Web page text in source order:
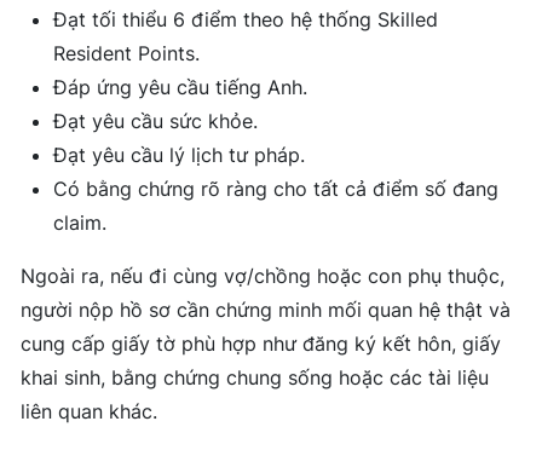
Đạt tối thiểu 6 điểm theo hệ thống Skilled
Resident Points.
Đáp ứng yêu cầu tiếng Anh.
Đạt yêu cầu sức khỏe.
Đạt yêu cầu lý lịch tư pháp.
Có bằng chứng rõ ràng cho tất cả điểm số đang
claim.
Ngoài ra, nếu đi cùng vợ/chồng hoặc con phụ thuộc,
người nộp hồ sơ cần chứng minh mối quan hệ thật và
cung cấp giấy tờ phù hợp như đăng ký kết hôn, giấy
khai sinh, bằng chứng chung sống hoặc các tài liệu
liên quan khác.